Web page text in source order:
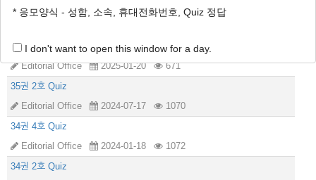
36권 2호 Quiz
(최종)35권 4호 Quiz
Editorial Office
2025-01-20
671
35권 2호 Quiz
Editorial Office
2024-07-17
1070
34권 4호 Quiz
Editorial Office
2024-01-18
1072
34권 2호 Quiz
* 응모양식 - 성함, 소속, 휴대전화번호, Quiz 정답
I don't want to open this window for a day.